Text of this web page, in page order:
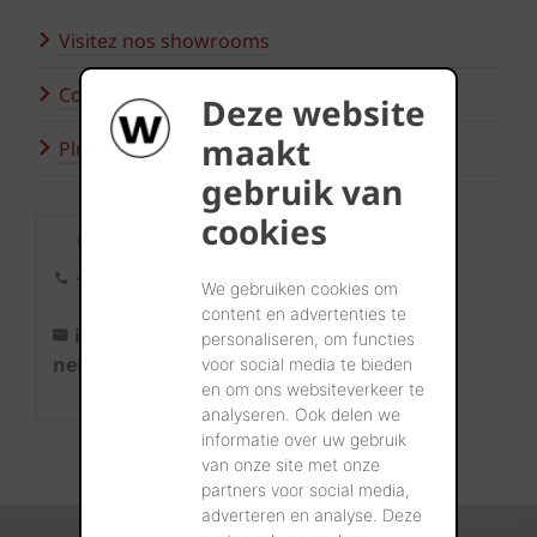
Deze website
maakt
gebruik van
cookies
We gebruiken cookies om
content en advertenties te
personaliseren, om functies
voor social media te bieden
en om ons websiteverkeer te
analyseren. Ook delen we
informatie over uw gebruik
van onze site met onze
partners voor social media,
adverteren en analyse. Deze
Visitez nos showrooms
Contactez-nous
Plus d'inspiration
Contact
+32 56 24
info@wie
nerberger.b